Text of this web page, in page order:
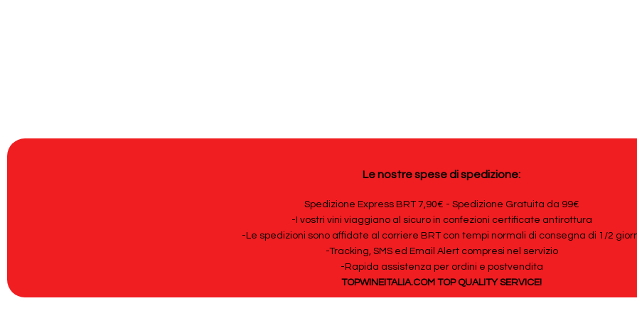
Le nostre spese di spedizione:
Spedizione Express BRT 7,90€ - Spedizione Gratuita da 99€
-I vostri vini viaggiano al sicuro in confezioni certificate antirottura
-Le spedizioni sono affidate al corriere BRT con tempi normali di consegna di 1/2
-Tracking, SMS ed Email Alert compresi nel servizio
-Rapida assistenza per ordini e postvendita
TOPWINEITALIA.COM TOP QUALITY SERVICE!